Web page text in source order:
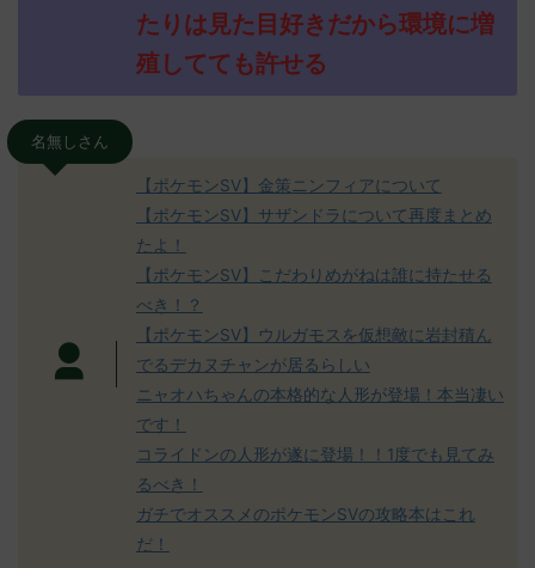
たりは見た目好きだから環境に増
殖してても許せる
名無しさん
【ポケモンSV】金策ニンフィアについて
【ポケモンSV】サザンドラについて再度まとめ
たよ！
【ポケモンSV】こだわりめがねは誰に持たせる
べき！？
【ポケモンSV】ウルガモスを仮想敵に岩封積ん
でるデカヌチャンが居るらしい
ニャオハちゃんの本格的な人形が登場！本当凄い
です！
コライドンの人形が遂に登場！！1度でも見てみ
るべき！
ガチでオススメのポケモンSVの攻略本はこれ
だ！